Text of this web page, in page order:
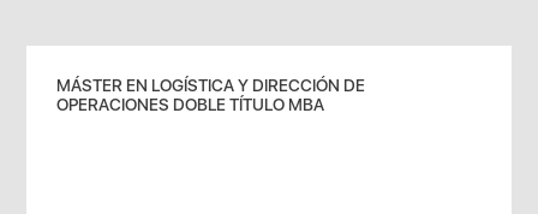
MÁSTER EN LOGÍSTICA Y DIRECCIÓN DE
OPERACIONES DOBLE TÍTULO MBA